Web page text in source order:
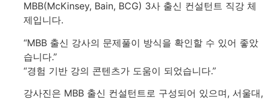
MBB(McKinsey, Bain, BCG) 3사 출신 컨설턴트 직강 체
제입니다.
“MBB 출신 강사의 문제풀이 방식을 확인할 수 있어 좋았
습니다.”
“경험 기반 강의 콘텐츠가 도움이 되었습니다.”
강사진은 MBB 출신 컨설턴트로 구성되어 있으며, 서울대,